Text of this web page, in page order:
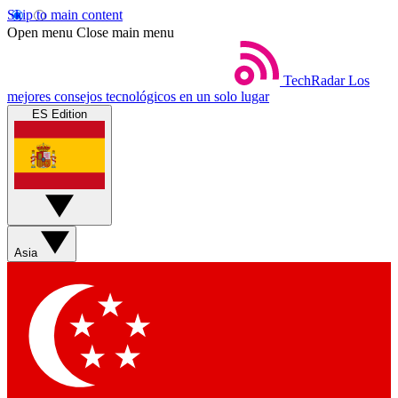
Skip to main content
Open menu Close main menu
TechRadar Los
mejores consejos tecnológicos en un solo lugar
ES Edition
Asia